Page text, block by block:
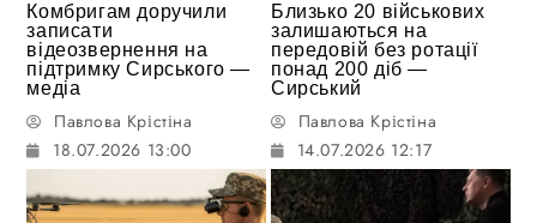
Комбригам доручили
записати
відеозвернення на
підтримку Сирського —
медіа
Павлова Крістіна
18.07.2026 13:00
Близько 20 військових
залишаються на
передовій без ротації
понад 200 діб —
Сирський
Павлова Крістіна
14.07.2026 12:17